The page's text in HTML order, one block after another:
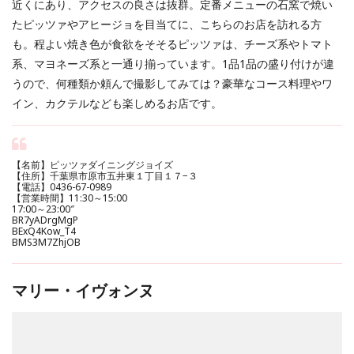
近くにあり、アクセスの良さは抜群。定番メニューの石窯で焼い
たピッツァやアヒージョを目当てに、こちらのお店を訪れる方
も。程よい焼き色が食欲をそそるピッツァは、チーズ系やトマト
系、マヨネーズ系と一通り揃っています。1品1品の盛り付けが違
うので、何種類か頼んで撮影してみては？豪華なコース料理やワ
イン、カクテルなども楽しめるお店です。
【名前】ピッツァダイニングジョイズ
【住所】千葉県市原市五井東１丁目１７−３
【電話】0436-67-0989
【営業時間】11:30～15:00
17:00～23:00″
BR7yADrgMgP
BExQ4Kow_T4
BMS3M7ZhjOB
マリー・イヴォンヌ